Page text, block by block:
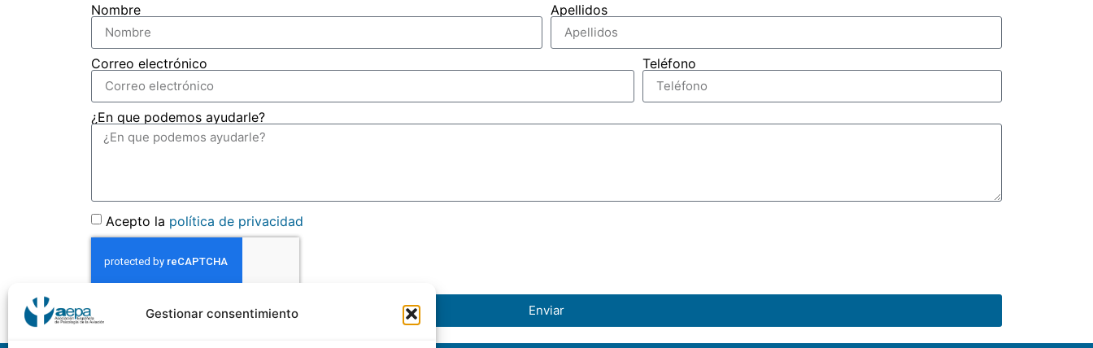
Gestionar consentimiento
Nombre
Apellidos
Correo electrónico Teléfono
¿En que podemos ayudarle?
Acepto la política de privacidad
Enviar